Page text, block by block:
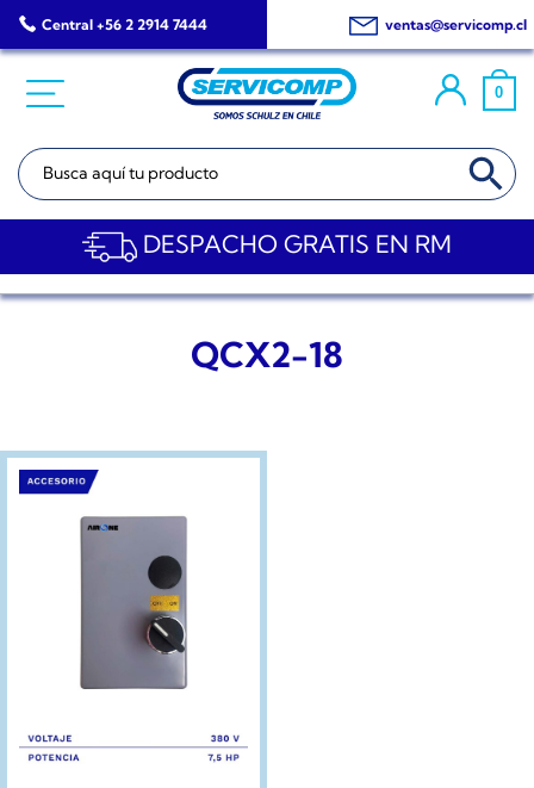
Saltar
al
Central +56 2 2914 7444 ventas@servicomp.cl
0
Buscar: BOTÓN DE
DESPACHO GRATIS EN RM
QCX2-18